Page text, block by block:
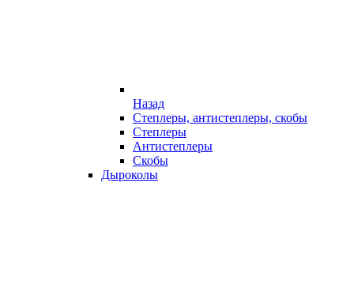
Назад
Степлеры, антистеплеры, скобы
Степлеры
Антистеплеры
Скобы
Дыроколы